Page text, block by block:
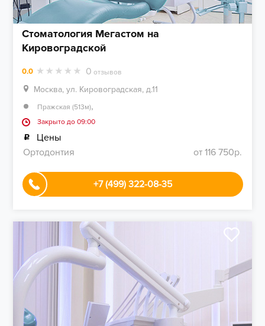
Стоматология Мегастом на
Кировоградской
0.0 0 отзывов
Москва, ул. Кировоградская, д.11
Пражская (513м),
Закрыто до 09:00
Цены
Ортодонтия
от 116 750р.
+7 (499) 322-08-35